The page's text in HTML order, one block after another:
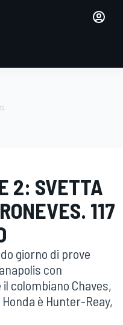
2: SVETTA
117
giorno di prove
con
colombiano Chaves,
è Hunter-Reay,